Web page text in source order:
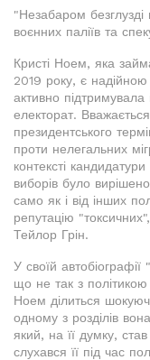
"Незабаром
воєнних паліїв та
Кристі Ноем, яка
2019 року, є
активно
електорат.
президентського
проти нелегальних
контексті
виборів було вирішено
само як і від інших
репутацію
Тейлор Грін.
У своїй
що не так з
Ноем ділиться
одному з розділів
який, на її думку,
слухався її під час